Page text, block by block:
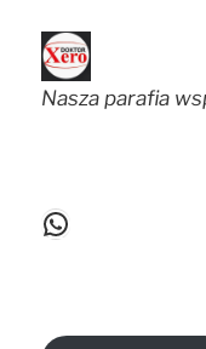
Nasza parafia
WhatsApp